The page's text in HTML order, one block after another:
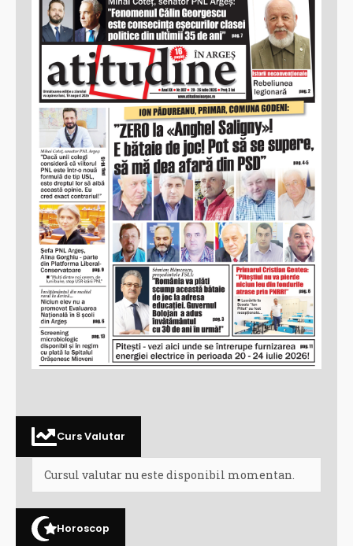
Curs Valutar
Cursul valutar nu este disponibil momentan.
Horoscop